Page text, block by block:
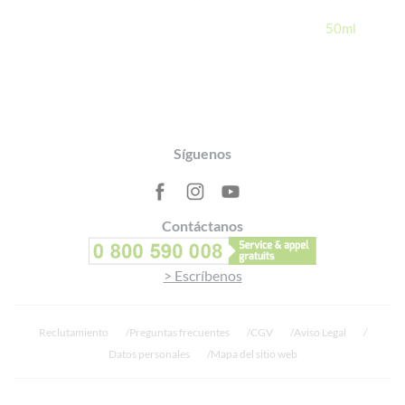
50ml
Síguenos
Contáctanos
> Escríbenos
Reclutamiento Preguntas frecuentes CGV
Aviso Legal
Datos personales
Mapa del sitio web